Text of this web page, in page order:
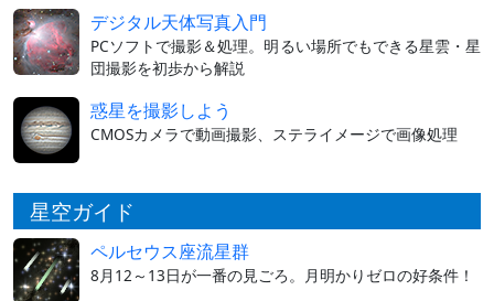
デジタル天体写真入門
PCソフトで撮影＆処理。明るい場所でもできる星雲・星
団撮影を初歩から解説
惑星を撮影しよう
CMOSカメラで動画撮影、ステライメージで画像処理
星空ガイド
ペルセウス座流星群
8月12～13日が一番の見ごろ。月明かりゼロの好条件！